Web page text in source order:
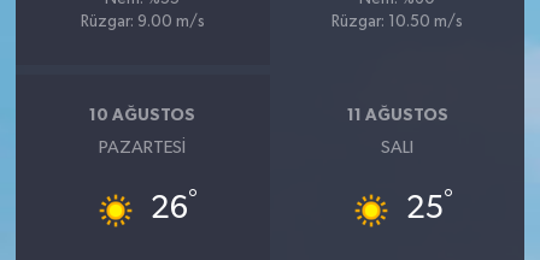
Rüzgar: 9.00 m/s
Rüzgar: 10.50 m/s
10 AĞUSTOS
PAZARTESI
26°
11 AĞUSTOS
SALI
25°